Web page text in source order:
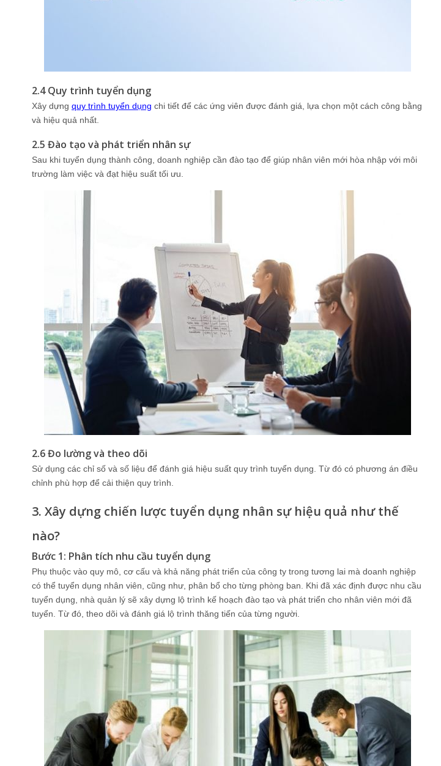
2.4 Quy trình tuyển dụng
Xây dựng quy trình tuyển dụng chi tiết để các ứng viên được đánh giá, lựa chọn một cách công bằng
và hiệu quả nhất.
2.5 Đào tạo và phát triển nhân sự
Sau khi tuyển dụng thành công, doanh nghiệp cần đào tạo để giúp nhân viên mới hòa nhập với môi
trường làm việc và đạt hiệu suất tối ưu.
2.6 Đo lường và theo dõi
Sử dụng các chỉ số và số liệu để đánh giá hiệu suất quy trình tuyển dụng. Từ đó có phương án điều
chỉnh phù hợp để cải thiện quy trình.
3. Xây dựng chiến lược tuyển dụng nhân sự hiệu quả như thế
nào?
Bước 1: Phân tích nhu cầu tuyển dụng
Phụ thuộc vào quy mô, cơ cấu và khả năng phát triển của công ty trong tương lai mà doanh nghiệp
có thể tuyển dụng nhân viên, cũng như, phân bổ cho từng phòng ban. Khi đã xác định được nhu cầu
tuyển dụng, nhà quản lý sẽ xây dựng lộ trình kế hoạch đào tạo và phát triển cho nhân viên mới đã
tuyển. Từ đó, theo dõi và đánh giá lộ trình thăng tiến của từng người.